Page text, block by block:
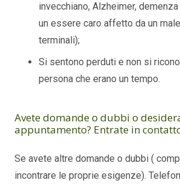
invecchiano, Alzheimer, demenza
un essere caro affetto da un
terminali);
Si sentono perduti e non si
persona che erano un tempo.
Avete domande o dubbi o
appuntamento? Entrate in
Se avete altre domande o dubbi (
incontrare le proprie esigenze).